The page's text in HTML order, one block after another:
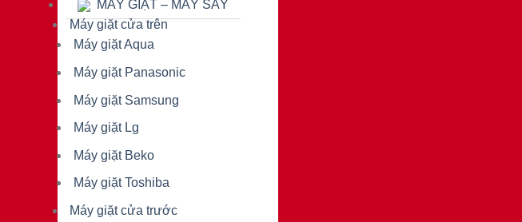
MÁY GIẶT – MÁY SẤY
Máy giặt cửa trên
Máy giặt Aqua
Máy giặt Panasonic
Máy giặt Samsung
Máy giặt Lg
Máy giặt Beko
Máy giặt Toshiba
Máy giặt cửa trước